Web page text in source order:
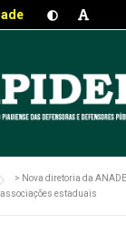
> Nova diretoria da
estaduais